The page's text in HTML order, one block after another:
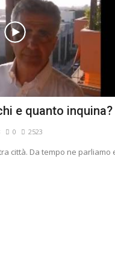
e quanto inquina?
0 2523
città. Da tempo ne parliamo